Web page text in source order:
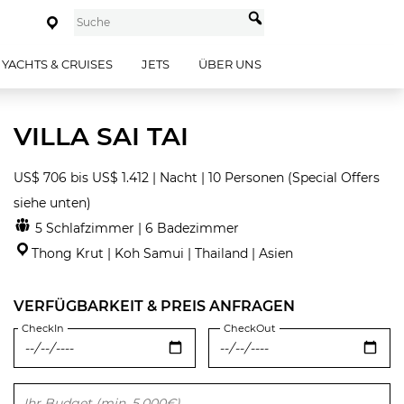
YACHTS & CRUISES JETS ÜBER UNS
VILLA SAI TAI
US$ 706 bis US$ 1.412 | Nacht | 10 Personen (Special Offers
siehe unten)
5 Schlafzimmer | 6 Badezimmer
Thong Krut | Koh Samui | Thailand | Asien
VERFÜGBARKEIT & PREIS ANFRAGEN
CheckIn CheckOut